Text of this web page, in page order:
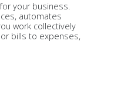
your business.
automates
work collectively
bills to expenses,